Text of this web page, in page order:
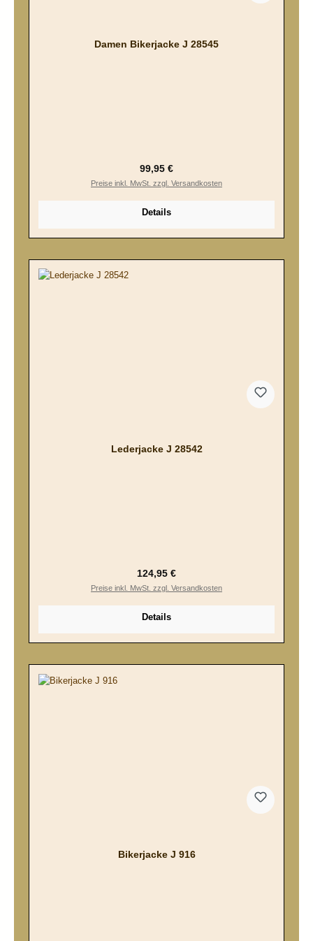
Damen Bikerjacke J 28545
Regulärer Preis:
99,95 €
Preise inkl. MwSt. zzgl. Versandkosten
Details
Lederjacke J 28542
Regulärer Preis:
124,95 €
Preise inkl. MwSt. zzgl. Versandkosten
Details
Bikerjacke J 916